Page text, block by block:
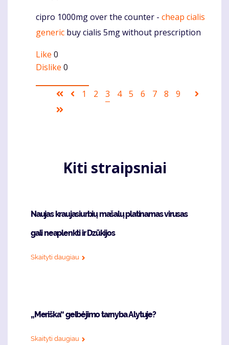
Komentaras
cipro 1000mg over the counter - cheap cialis
generic buy cialis 5mg without prescription
Like 0
Dislike 0
Pagination
First Ankstesnis
Puslapis
1 Puslapis
2
Current
3 Puslapis
4 Puslapis
5 Puslapis
6 Puslapis
7 Puslapis
8 Puslapis
9
Kiti straipsniai
Naujas kraujasiurbių mašalų platinamas virusas
gali neaplenkti ir Dzūkijos
Skaityti daugiau
„Meriška“ gelbėjimo tarnyba Alytuje?
Skaityti daugiau